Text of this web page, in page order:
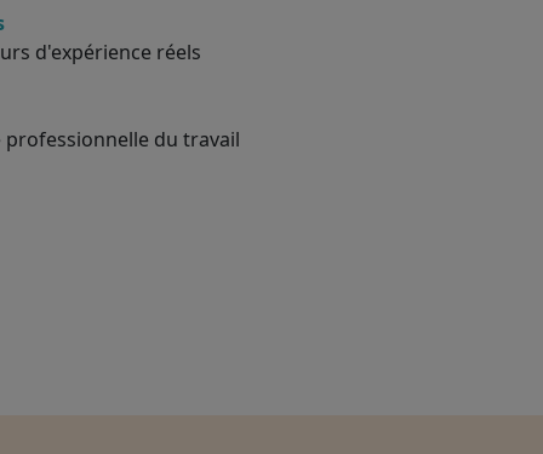
d'expérience réels
du travail